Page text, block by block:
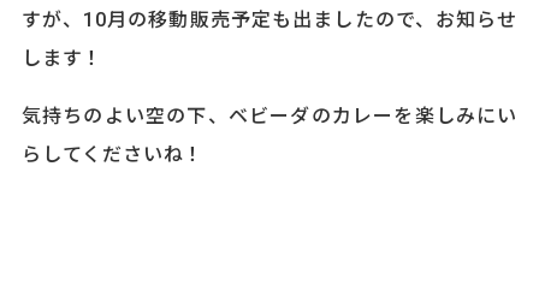
すが、10月の移動販売予定も出ましたので、お知らせ
します！
気持ちのよい空の下、ベビーダのカレーを楽しみにい
らしてくださいね！